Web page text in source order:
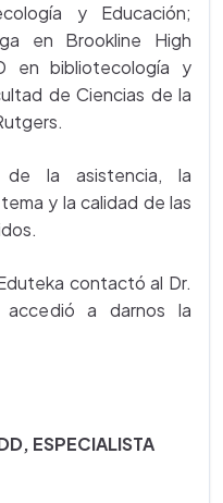
y Educación;
en Brookline High
en bibliotecología y
de Ciencias de la
la asistencia, la
y la calidad de las
contactó al Dr.
accedió a darnos la
ESPECIALISTA